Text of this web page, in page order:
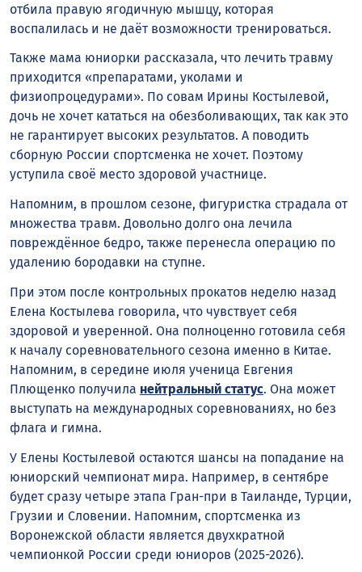
отбила правую ягодичную мышцу, которая
воспалилась и не даëт возможности тренироваться.
Также мама юниорки рассказала, что лечить травму
приходится «препаратами, уколами и
физиопроцедурами». По совам Ирины Костылевой,
дочь не хочет кататься на обезболивающих, так как это
не гарантирует высоких результатов. А поводить
сборную России спортсменка не хочет. Поэтому
уступила своё место здоровой участнице.
Напомним, в прошлом сезоне, фигуристка страдала от
множества травм. Довольно долго она лечила
повреждённое бедро, также перенесла операцию по
удалению бородавки на ступне.
При этом после контрольных прокатов неделю назад
Елена Костылева говорила, что чувствует себя
здоровой и уверенной. Она полноценно готовила себя
к началу соревновательного сезона именно в Китае.
Напомним, в середине июля ученица Евгения
Плющенко получила нейтральный статус. Она может
выступать на международных соревнованиях, но без
флага и гимна.
У Елены Костылевой остаются шансы на попадание на
юниорский чемпионат мира. Например, в сентябре
будет сразу четыре этапа Гран-при в Таиланде, Турции,
Грузии и Словении. Напомним, спортсменка из
Воронежской области является двухкратной
чемпионкой России среди юниоров (2025-2026).